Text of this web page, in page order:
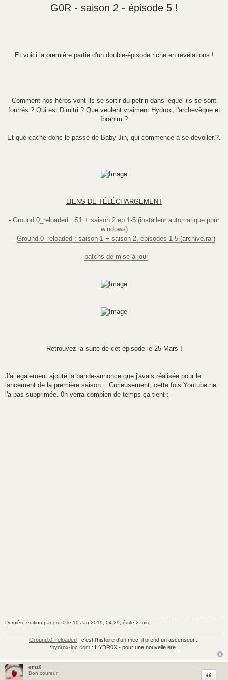
G0R - saison 2 - épisode 5 !
Et voici la première partie d'un double-épisode riche en révélations !
Comment nos héros vont-ils se sortir du pétrin dans lequel ils se sont
fourrés ? Qui est Dimitri ? Que veulent vraiment Hydrox, l'archevèque et
Ibrahim ?
Et que cache donc le passé de Baby Jin, qui commence à se dévoiler.?.
LIENS DE TÉLÉCHARGEMENT
- Ground.0_reloaded : S1 + saison 2 ep.1-5 (installeur automatique pour
windows)
- Ground.0_reloaded : saison 1 + saison 2, episodes 1-5 (archive.rar)
- patchs de mise à jour
Retrouvez la suite de cet épisode le 25 Mars !
J'ai également ajouté la bande-annonce que j'avais réalisée pour le
lancement de la première saison... Curieusement, cette fois Youtube ne
l'a pas supprimée. 0n verra combien de temps ça tient :
Dernière édition paremz0 le 10 Jan 2019, 04:29, édité 2 fois.
Ground.0_reloaded : c'est l'histoire d'un mec, il prend un ascenseur...
.:hydrox-inc.com: HYDR0X - pour une nouvelle ère :.
emz0
Bon coureur
Citer